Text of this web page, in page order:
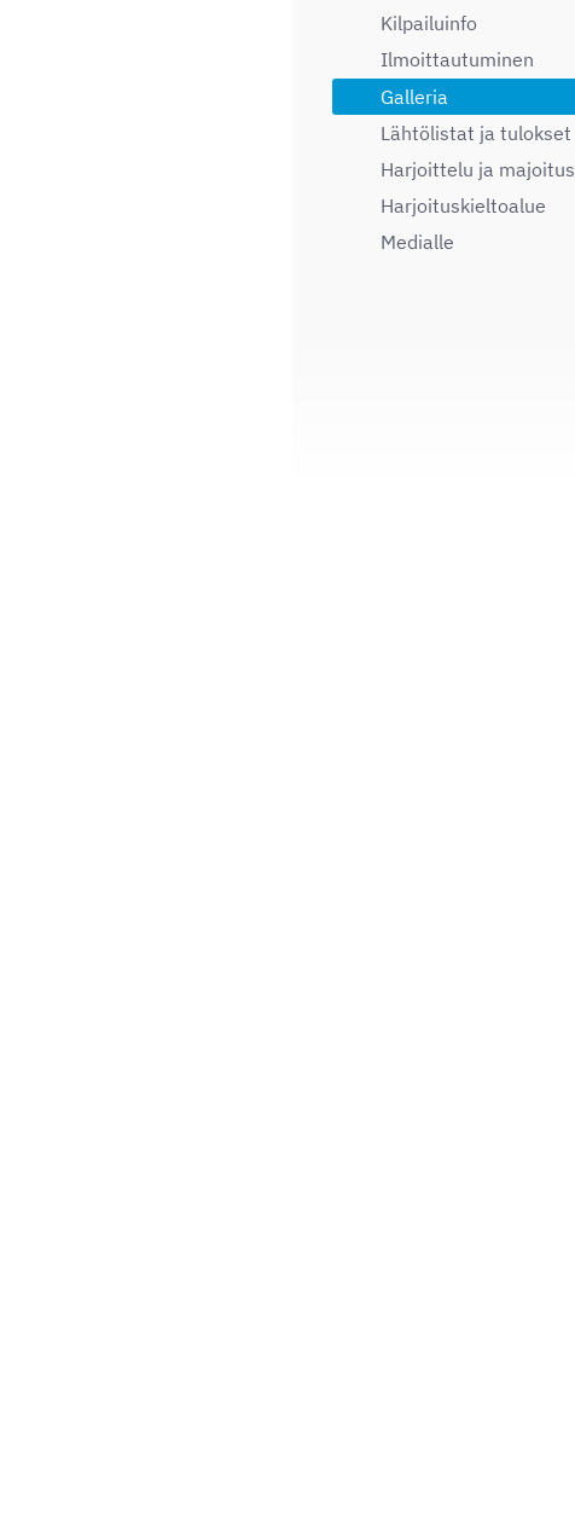
Kilpailuinfo
Ilmoittautuminen
Galleria
Lähtölistat ja tulokset
Harjoittelu ja majoitus
Harjoituskieltoalue
Medialle